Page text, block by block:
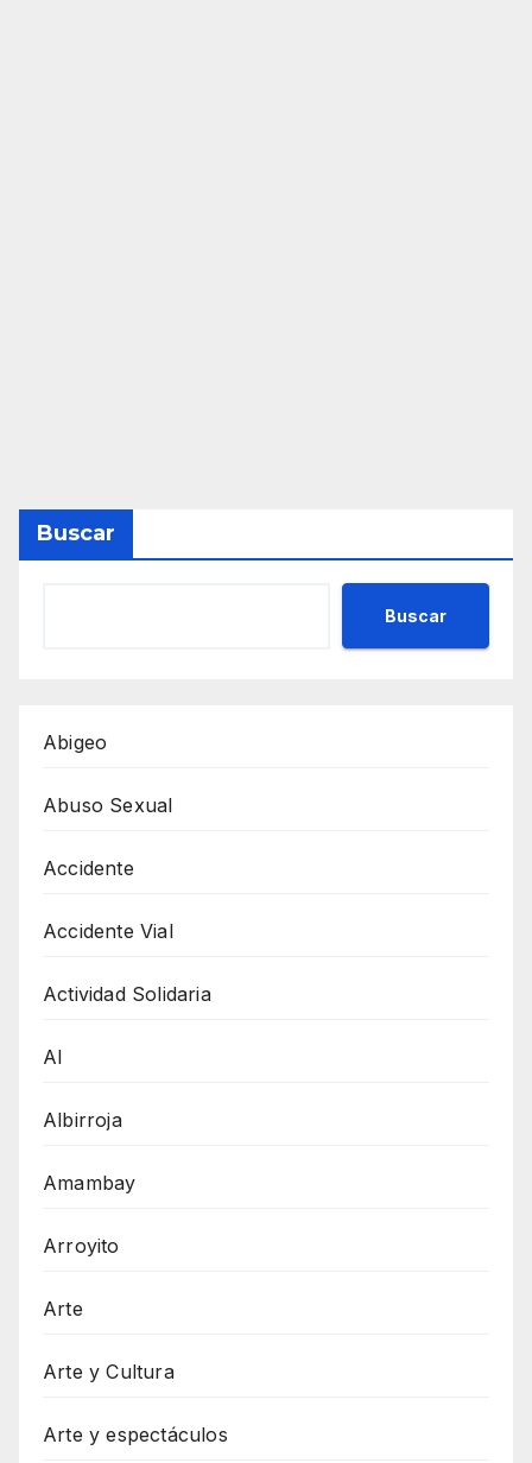
Buscar
Buscar
Abigeo
Abuso Sexual
Accidente
Accidente Vial
Actividad Solidaria
AI
Albirroja
Amambay
Arroyito
Arte
Arte y Cultura
Arte y espectáculos